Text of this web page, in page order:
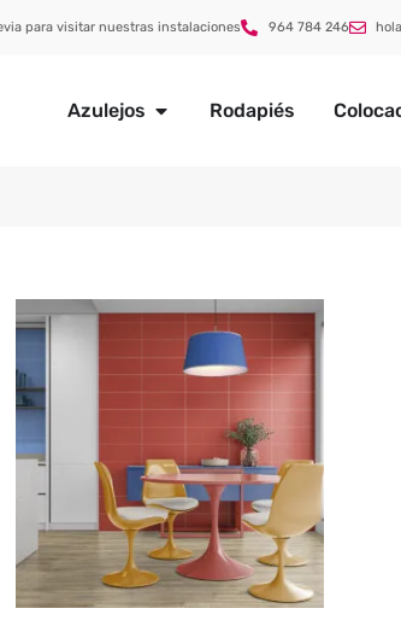
para visitar nuestras instalaciones 964 784 246
Azulejos Rodapiés